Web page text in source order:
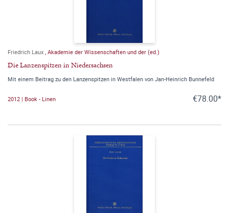
Friedrich Laux , Akademie der Wissenschaften und der (ed.)
Die Lanzenspitzen in Niedersachsen
Mit einem Beitrag zu den Lanzenspitzen in Westfalen von Jan-Heinrich Bunnefeld
2012 | Book - Linen €78.00*